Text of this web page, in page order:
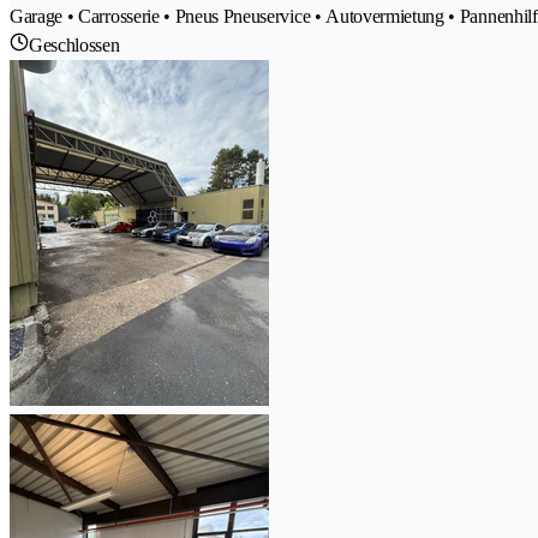
Garage • Carrosserie • Pneus Pneuservice • Autovermietung •
Geschlossen